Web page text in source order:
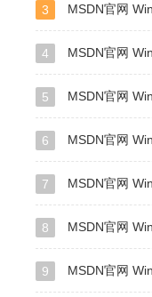
3 MSDN官网
4 MSDN官网
5 MSDN官网
6 MSDN官网
7 MSDN官网
8 MSDN官网
9 MSDN官网